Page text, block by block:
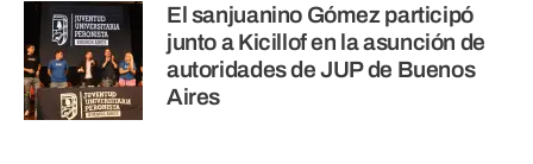
El sanjuanino Gómez participó
junto a Kicillof en la asunción de
autoridades de JUP de Buenos
Aires